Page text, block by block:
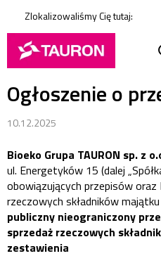
Zlokalizowaliśmy Cię tutaj:
Ogłoszenie o
10.12.2025
Bioeko Grupa TAURON sp. z
ul. Energetyków 15 (dalej
obowiązujących przepisów
rzeczowych składników majątku
publiczny nieograniczony
sprzedaż rzeczowych
zestawienia